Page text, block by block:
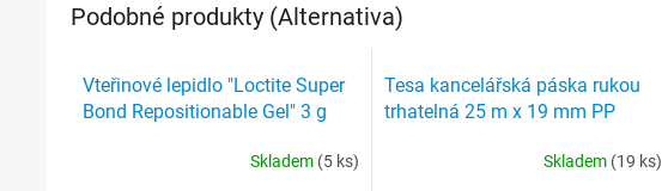
Podobné produkty (Alternativa)
Vteřinové lepidlo "Loctite Super
Bond Repositionable Gel" 3 g
Skladem (5 ks)
Tesa kancelářská páska rukou
trhatelná 25 m x 19 mm PP
Skladem (19 ks)